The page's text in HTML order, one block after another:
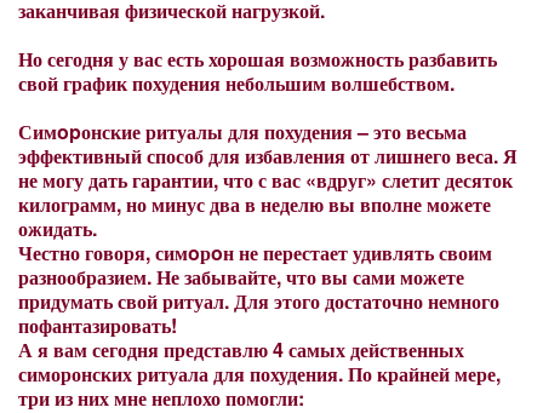
заканчивая физической нагрузкой.
Но сегодня у вас есть хорошая возможность разбавить
свой график похудения небольшим волшебством.
Симopонские ритуалы для похудения – это весьма
эффективный способ для избавления от лишнего веса. Я
не могу дать гарантии, что с вас «вдруг» слетит десяток
килограмм, но минус два в неделю вы вполне можете
ожидать.
Честно говоря, симoрoн не перестает удивлять своим
разнообразием. Не забывайте, что вы сами можете
придумать свой ритуал. Для этого достаточно немного
пофантазировать!
А я вам сегодня представлю 4 самых действенных
симоронских ритуала для похудения. По крайней мере,
три из них мне неплохо помогли: